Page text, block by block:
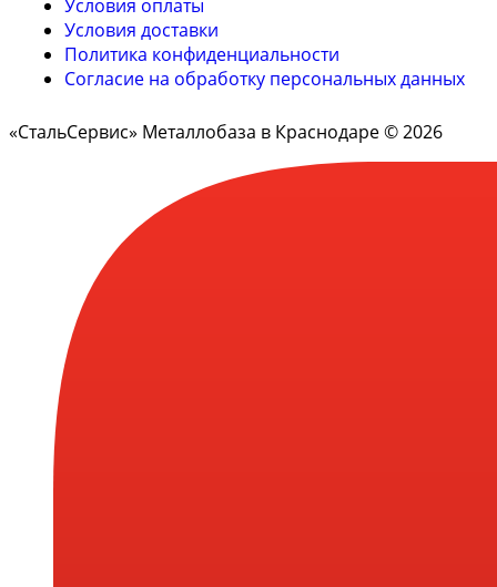
Условия оплаты
Условия доставки
Политика конфиденциальности
Согласие на обработку персональных данных
«СтальСервис» Металлобаза в Краснодаре © 2026